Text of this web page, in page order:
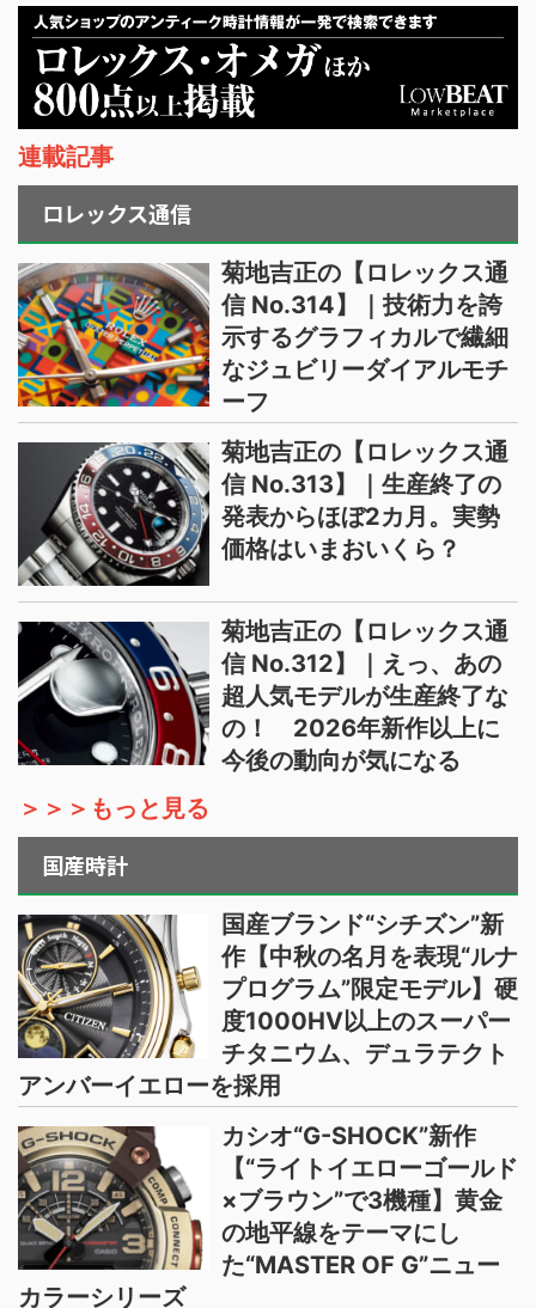
連載記事
ロレックス通信
菊地吉正の【ロレックス通
信 No.314】｜技術力を誇
示するグラフィカルで繊細
なジュビリーダイアルモチ
ーフ
菊地吉正の【ロレックス通
信 No.313】｜生産終了の
発表からほぼ2カ月。実勢
価格はいまおいくら？
菊地吉正の【ロレックス通
信 No.312】｜えっ、あの
超人気モデルが生産終了な
の！ 2026年新作以上に
今後の動向が気になる
＞＞＞もっと見る
国産時計
国産ブランド“シチズン”新
作【中秋の名月を表現“ルナ
プログラム”限定モデル】硬
度1000HV以上のスーパー
チタニウム、デュラテクト
アンバーイエローを採用
カシオ“G-SHOCK”新作
【“ライトイエローゴールド
×ブラウン”で3機種】黄金
の地平線をテーマにし
た“MASTER OF G”ニュー
カラーシリーズ